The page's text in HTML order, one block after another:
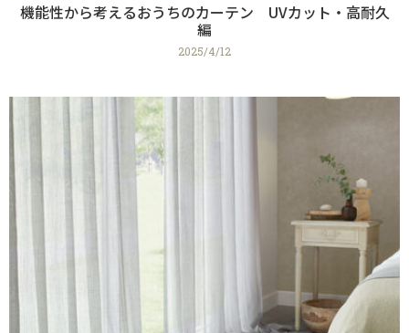
機能性から考えるおうちのカーテン UVカット・高耐久
編
2025/4/12